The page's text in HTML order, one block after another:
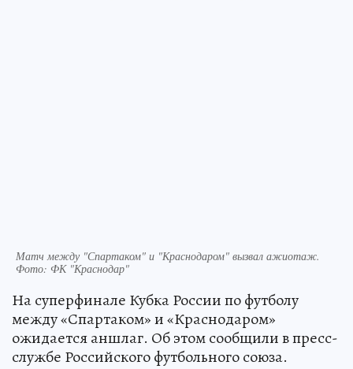
Матч между "Спартаком" и "Краснодаром" вызвал ажиотаж.
Фото: ФК "Краснодар"
На суперфинале Кубка России по футболу
между «Спартаком» и «Краснодаром»
ожидается аншлаг. Об этом сообщили в пресс-
службе Российского футбольного союза.